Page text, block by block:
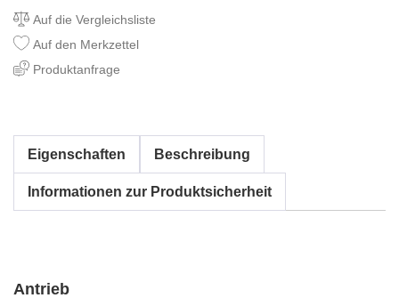
Auf die Vergleichsliste
Auf den Merkzettel
Produktanfrage
Eigenschaften Beschreibung
Informationen zur Produktsicherheit
Antrieb